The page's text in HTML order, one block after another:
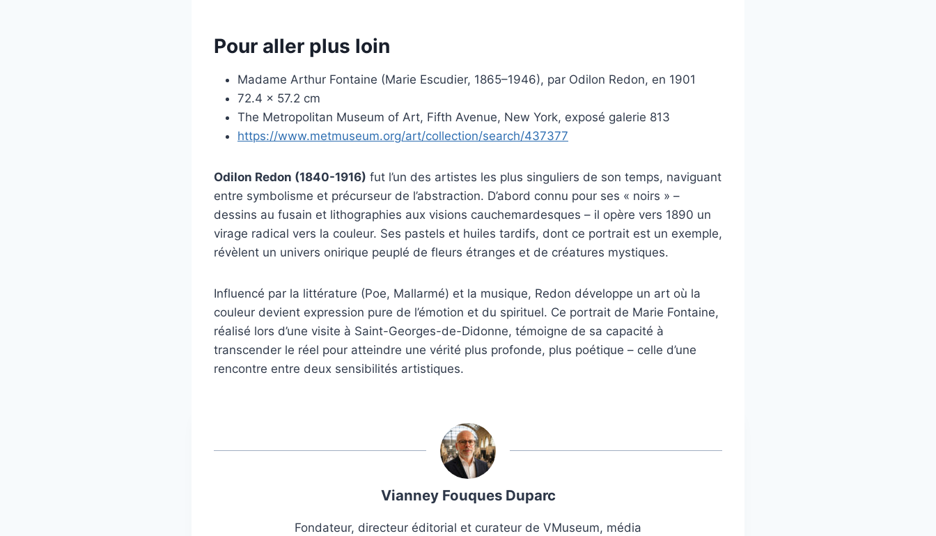
Pour aller plus loin
Madame Arthur Fontaine (Marie Escudier, 1865–1946), par Odilon Redon, en 1901
72.4 x 57.2 cm
The Metropolitan Museum of Art, Fifth Avenue, New York, exposé galerie 813
https://www.metmuseum.org/art/collection/search/437377
Odilon Redon (1840-1916) fut l’un des artistes les plus singuliers de son temps, naviguant
entre symbolisme et précurseur de l’abstraction. D’abord connu pour ses « noirs » –
dessins au fusain et lithographies aux visions cauchemardesques – il opère vers 1890 un
virage radical vers la couleur. Ses pastels et huiles tardifs, dont ce portrait est un exemple,
révèlent un univers onirique peuplé de fleurs étranges et de créatures mystiques.
Influencé par la littérature (Poe, Mallarmé) et la musique, Redon développe un art où la
couleur devient expression pure de l’émotion et du spirituel. Ce portrait de Marie Fontaine,
réalisé lors d’une visite à Saint-Georges-de-Didonne, témoigne de sa capacité à
transcender le réel pour atteindre une vérité plus profonde, plus poétique – celle d’une
rencontre entre deux sensibilités artistiques.
Vianney Fouques Duparc
Fondateur, directeur éditorial et curateur de VMuseum, média